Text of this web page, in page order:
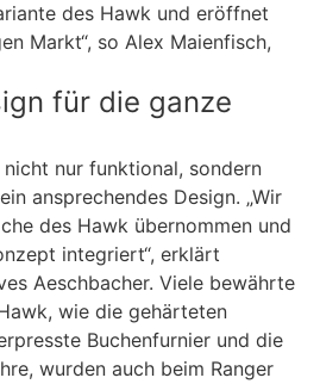
des Hawk und eröffnet
Markt“, so Alex Maienfisch,
für die ganze
nur funktional, sondern
ansprechendes Design. „Wir
des Hawk übernommen und
integriert“, erklärt
Aeschbacher. Viele bewährte
wie die gehärteten
Buchenfurnier und die
wurden auch beim Ranger